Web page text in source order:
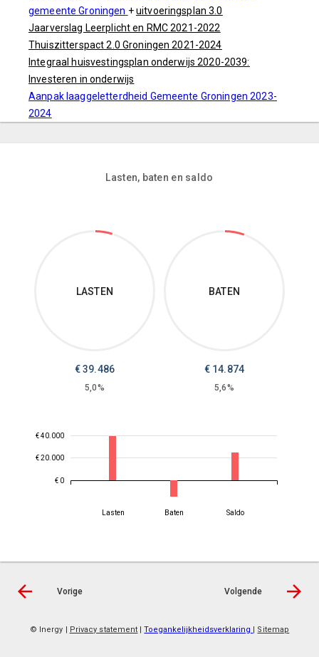
gemeente Groningen +uitvoeringsplan 3.0
Jaarverslag Leerplicht en RMC 2021-2022
Thuiszitterspact 2.0 Groningen 2021-2024
Integraal huisvestingsplan onderwijs 2020-2039:
Investeren in onderwijs
Aanpak laaggeletterdheid Gemeente Groningen 2023-
2024
Lasten, baten en saldo
LASTEN
€39.486
5,0%
BATEN
€ 14.874
5,6%
€ 0
€ 20.000
€ 40.000
Lasten Baten Saldo
Vorige Volgende
© Inergy | Privacy statement |Toegankelijkheidsverklaring | Sitemap